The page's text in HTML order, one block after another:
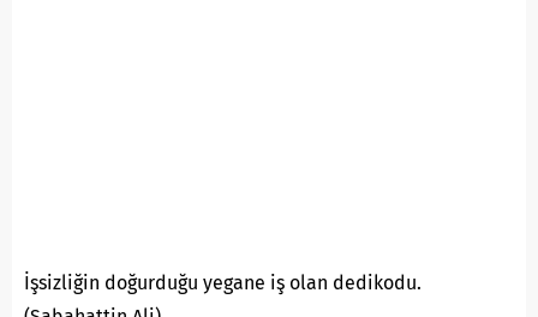
İşsizliğin doğurduğu yegane iş olan dedikodu.